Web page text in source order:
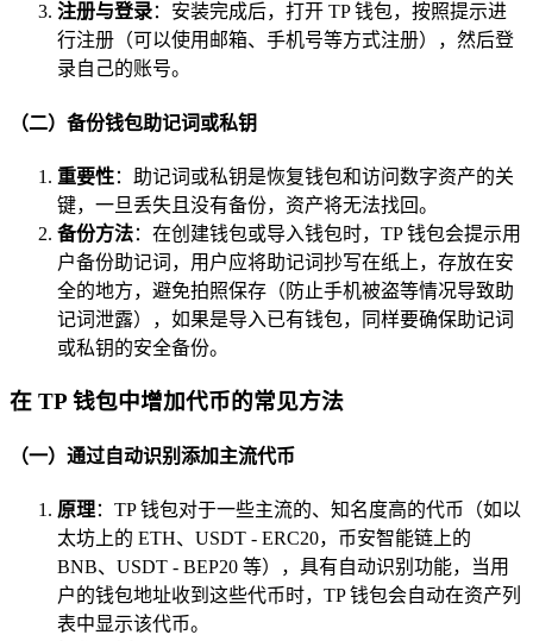
注册与登录：安装完成后，打开 TP 钱包，按照提示进
行注册（可以使用邮箱、手机号等方式注册），然后登
录自己的账号。
（二）备份钱包助记词或私钥
重要性：助记词或私钥是恢复钱包和访问数字资产的关
键，一旦丢失且没有备份，资产将无法找回。
备份方法：在创建钱包或导入钱包时，TP 钱包会提示用
户备份助记词，用户应将助记词抄写在纸上，存放在安
全的地方，避免拍照保存（防止手机被盗等情况导致助
记词泄露），如果是导入已有钱包，同样要确保助记词
或私钥的安全备份。
在 TP 钱包中增加代币的常见方法
（一）通过自动识别添加主流代币
原理：TP 钱包对于一些主流的、知名度高的代币（如以
太坊上的 ETH、USDT - ERC20，币安智能链上的
BNB、USDT - BEP20 等），具有自动识别功能，当用
户的钱包地址收到这些代币时，TP 钱包会自动在资产列
表中显示该代币。